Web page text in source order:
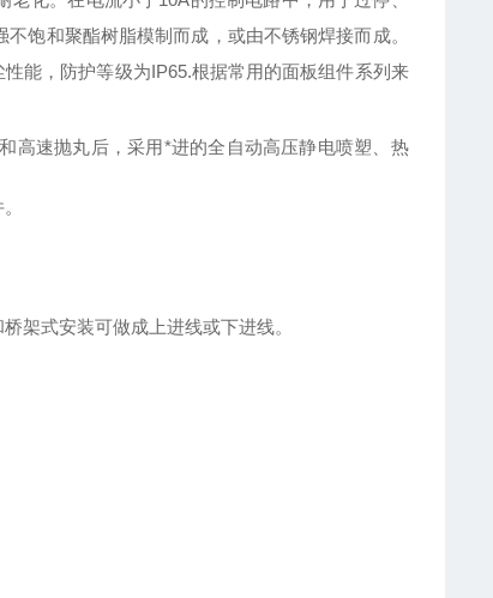
饱和聚酯树脂模制而成，或由不锈钢焊接而成。
能，防护等级为IP65.根据常用的面板组件系列来
高速抛丸后，采用*进的全自动高压静电喷塑、热
架式安装可做成上进线或下进线。